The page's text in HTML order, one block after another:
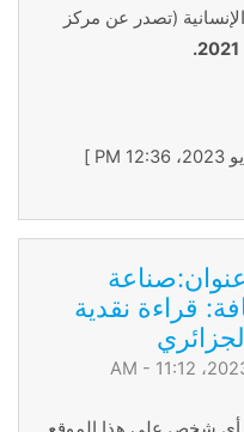
(تصدر عن مركز
قراءة نقدية